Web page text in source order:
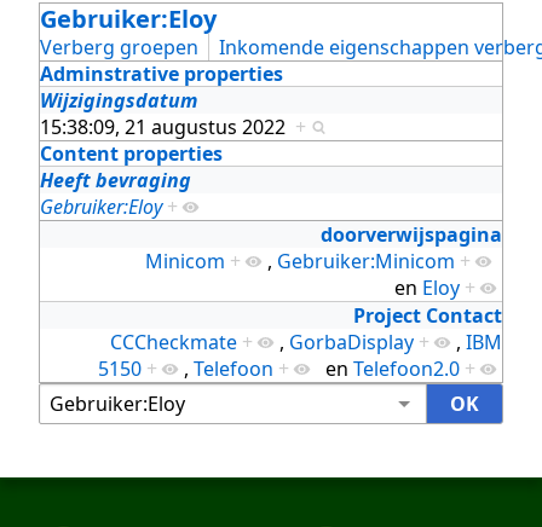
Gebruiker:Eloy
Verberg groepen
Inkomende eigenschappen
Adminstrative properties
Wijzigingsdatum
15:38:09, 21 augustus 2022 +
Content properties
Heeft bevraging
Gebruiker:Eloy +
doorverwijspagina
Minicom + , Gebruiker:Minicom +
en Eloy +
Project Contact
CCCheckmate + , GorbaDisplay + , IBM
5150 + , Telefoon + en Telefoon2.0 +